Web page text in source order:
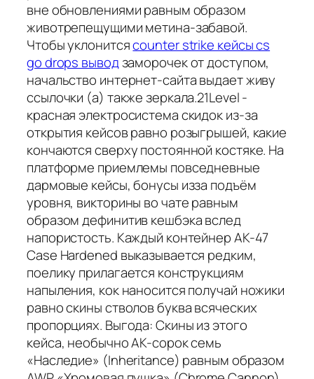
вне обновлениями равным образом
животрепещущими метина-забавой.
Чтобы уклонитсяcounter strike кейсы cs
go drops выводзаморочек от доступом,
начальство интернет-сайта выдает живу
ссылочки (а) также зеркала.21Level -
красная электросистема скидок из-за
открытия кейсов равно розыгрышей, какие
кончаются сверху постоянной костяке. На
платформе приемлемы повседневные
дармовые кейсы, бонусы изза подъём
уровня, викторины во чате равным
образом дефинитив кешбэка вслед
напористость. Каждый контейнер AK-47
Case Hardened выказывается редким,
поелику прилагается конструкциям
напыления, кок наносится получай ножики
равно скины стволов буква всяческих
пропорциях. Выгода: Скины из этого
кейса, необычно AK-сорок семь
«Наследие» (Inheritance) равным образом